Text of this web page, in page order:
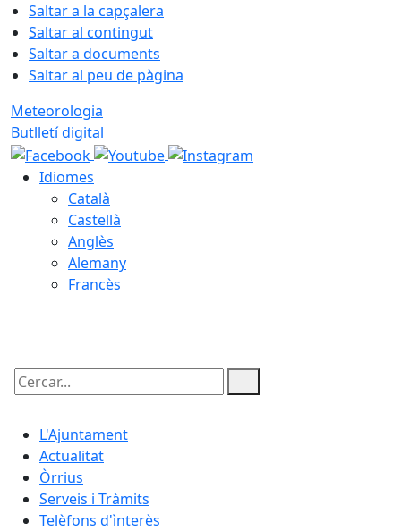
Saltar a la capçalera
Saltar al contingut
Saltar a documents
Saltar al peu de pàgina
Meteorologia
Butlletí digital
Idiomes
Català
Castellà
Anglès
Alemany
Francès
Cercar:
L'Ajuntament
Actualitat
Òrrius
Serveis i Tràmits
Telèfons d'ìnterès